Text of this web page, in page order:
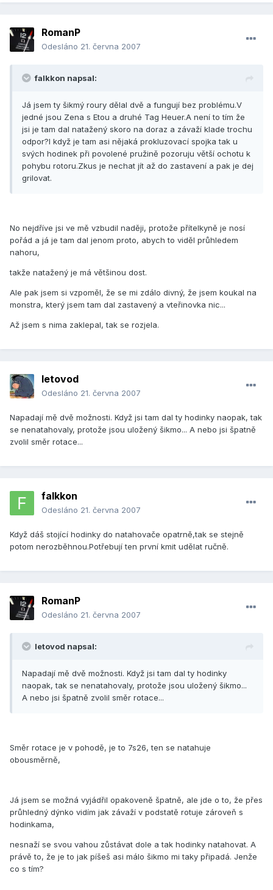
RomanP
Odesláno 21. června 2007
falkkon napsal:
Já jsem ty šikmý roury dělal dvě a fungují bez problému.V
jedné jsou Zena s Etou a druhé Tag Heuer.A není to tím že
jsi je tam dal natažený skoro na doraz a závaží klade trochu
odpor?I když je tam asi nějaká prokluzovací spojka tak u
svých hodinek při povolené pružině pozoruju větší ochotu k
pohybu rotoru.Zkus je nechat jít až do zastavení a pak je dej
grilovat.
No nejdříve jsi ve mě vzbudil naději, protože přítelkyně je nosí
pořád a já je tam dal jenom proto, abych to viděl průhledem
nahoru,
takže natažený je má většinou dost.
Ale pak jsem si vzpoměl, že se mi zdálo divný, že jsem koukal na
monstra, který jsem tam dal zastavený a vteřinovka nic...
Až jsem s nima zaklepal, tak se rozjela.
letovod
Odesláno 21. června 2007
Napadají mě dvě možnosti. Když jsi tam dal ty hodinky naopak, tak
se nenatahovaly, protože jsou uložený šikmo... A nebo jsi špatně
zvolil směr rotace...
falkkon
Odesláno 21. června 2007
Když dáš stojící hodinky do natahovače opatrně,tak se stejně
potom nerozběhnou.Potřebují ten první kmit udělat ručně.
RomanP
Odesláno 21. června 2007
letovod napsal:
Napadají mě dvě možnosti. Když jsi tam dal ty hodinky
naopak, tak se nenatahovaly, protože jsou uložený šikmo...
A nebo jsi špatně zvolil směr rotace...
Směr rotace je v pohodě, je to 7s26, ten se natahuje
obousměrně,
Já jsem se možná vyjádřil opakoveně špatně, ale jde o to, že přes
průhledný dýnko vidím jak závaží v podstatě rotuje zároveň s
hodinkama,
nesnaží se svou vahou zůstávat dole a tak hodinky natahovat. A
právě to, že je to jak píšeš asi málo šikmo mi taky připadá. Jenže
co s tím?